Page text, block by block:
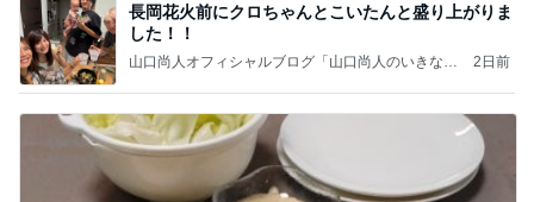
長岡花火前にクロちゃんとこいたんと盛り上がりま
した！！
山口尚人オフィシャルブログ「山口尚人のいきなり
by Ameba
2日前